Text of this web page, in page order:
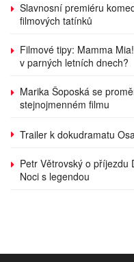
Slavnosní premiéru
filmových tatínků
Filmové tipy: Mamma
v parných letních dnech?
Marika Šoposká se
stejnojmenném filmu
Trailer k dokudramatu
Petr Větrovský o příjezdu
Noci s legendou